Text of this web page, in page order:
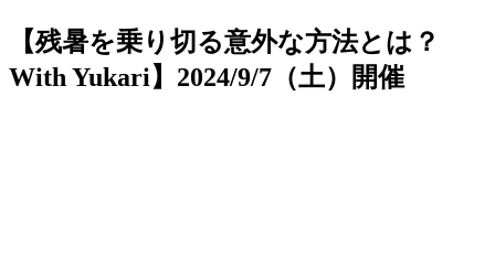
【残暑を乗り切る意外な方法とは？
With Yukari】2024/9/7（土）開催